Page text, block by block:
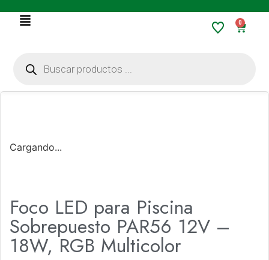
0
Cargando...
Foco LED para Piscina
Sobrepuesto PAR56 12V –
18W, RGB Multicolor